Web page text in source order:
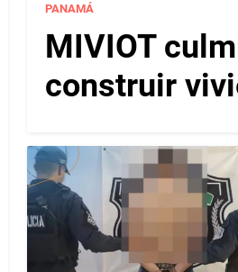
PANAMÁ
MIVIOT
construir